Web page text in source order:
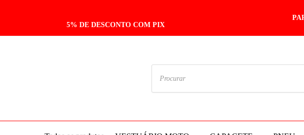
5% DE DESCONTO COM PIX